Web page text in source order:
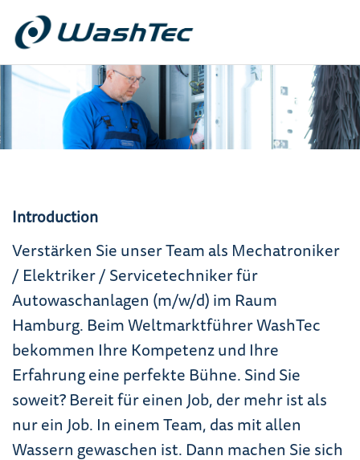
Introduction
Verstärken Sie unser Team als Mechatroniker
/ Elektriker / Servicetechniker für
Autowaschanlagen (m/w/d) im Raum
Hamburg. Beim Weltmarktführer WashTec
bekommen Ihre Kompetenz und Ihre
Erfahrung eine perfekte Bühne. Sind Sie
soweit? Bereit für einen Job, der mehr ist als
nur ein Job. In einem Team, das mit allen
Wassern gewaschen ist. Dann machen Sie sich